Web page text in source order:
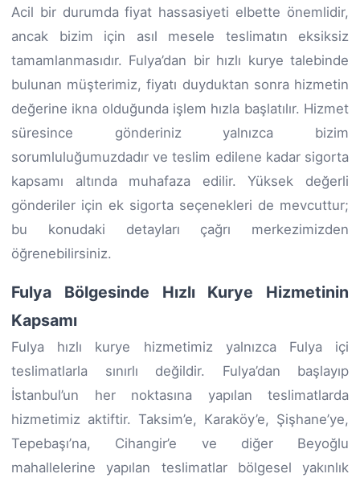
Acil bir durumda fiyat hassasiyeti elbette önemlidir,
ancak bizim için asıl mesele teslimatın eksiksiz
tamamlanmasıdır. Fulya’dan bir hızlı kurye talebinde
bulunan müşterimiz, fiyatı duyduktan sonra hizmetin
değerine ikna olduğunda işlem hızla başlatılır. Hizmet
süresince gönderiniz yalnızca bizim
sorumluluğumuzdadır ve teslim edilene kadar sigorta
kapsamı altında muhafaza edilir. Yüksek değerli
gönderiler için ek sigorta seçenekleri de mevcuttur;
bu konudaki detayları çağrı merkezimizden
öğrenebilirsiniz.
Fulya Bölgesinde Hızlı Kurye Hizmetinin
Kapsamı
Fulya hızlı kurye hizmetimiz yalnızca Fulya içi
teslimatlarla sınırlı değildir. Fulya’dan başlayıp
İstanbul’un her noktasına yapılan teslimatlarda
hizmetimiz aktiftir. Taksim’e, Karaköy’e, Şişhane’ye,
Tepebaşı’na, Cihangir’e ve diğer Beyoğlu
mahallelerine yapılan teslimatlar bölgesel yakınlık